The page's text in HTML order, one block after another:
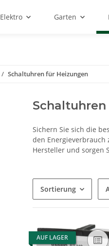
Elektro Garten
Schaltuhren für Heizungen
Sichern Sie sich die
den Energieverbrauch
Hersteller und sorgen
Sortierung
AUF LAGER